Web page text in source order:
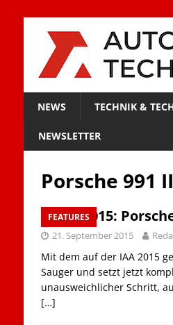
NEWS TECHNIK &
NEWSLETTER
Porsche 991 II
FEATURES
IAA 2015:
21. September 2015
Mit dem auf der IAA 2015
Sauger und setzt jetzt
unausweichlicher Schritt,
[…]